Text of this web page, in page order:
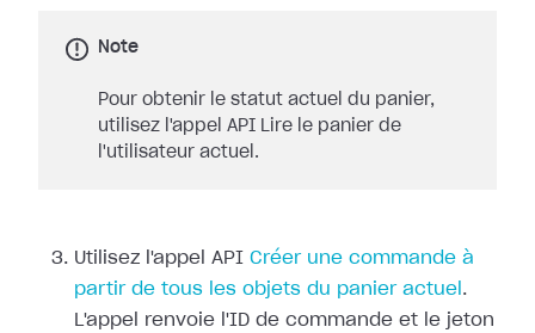
Note
Pour obtenir le statut actuel du panier,
utilisez l'appel API Lire le panier de
l'utilisateur actuel.
Utilisez l'appel API Créer une commande à
partir de tous les objets du panier actuel .
L'appel renvoie l'ID de commande et le jeton